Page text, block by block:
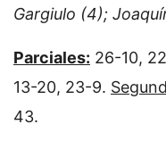
Gargiulo (4);
Parciales: 26-10,
13-20, 23-9.
43.